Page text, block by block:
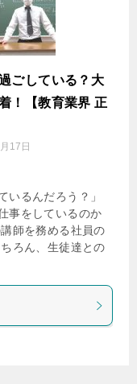
ごしている？大
！【教育業界 正
17日
いるんだろう？」
事をしているのか
師を務める社員の
ろん、生徒達との